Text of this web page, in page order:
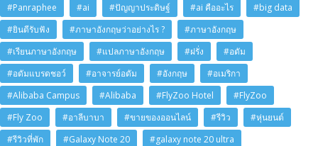
#Panraphee
#ai #ปัญญาประดิษฐ์ #ai คืออะไร
#big data
#ยินดีรับฟัง
#ภาษาอังกฤษว่าอย่างไร ?
#ภาษาอังกฤษ
#เรียนภาษาอังกฤษ
#แปลภาษาอังกฤษ #ฝรั่ง
#อดัม
#อดัมแบรดชอว์
#อาจารย์อดัม #อังกฤษ
#อเมริกา
#Alibaba Campus
#Alibaba #FlyZoo Hotel
#FlyZoo
#Fly Zoo
#อาลีบาบา #ขายของออนไลน์ #รีวิว
#หุ่นยนต์
#รีวิวที่พัก
#Galaxy Note 20
#galaxy note 20 ultra